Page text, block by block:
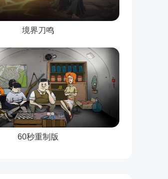
境界刀鸣
60秒重制版